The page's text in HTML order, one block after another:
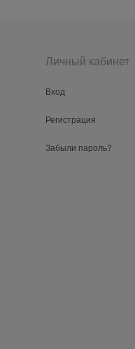
Личный кабинет
Вход
Регистрация
Забыли пароль?